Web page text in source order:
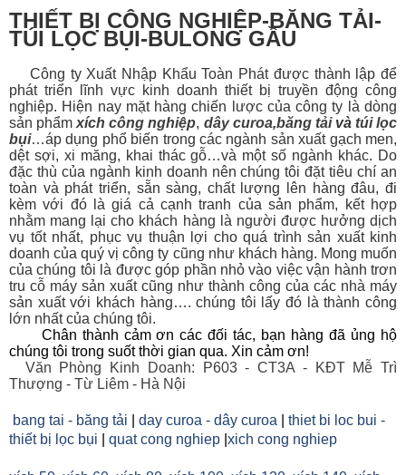
THIẾT BỊ CÔNG NGHIỆP-BĂNG TẢI-
TÚI LỌC BỤI-BULONG GẦU
Công ty Xuất Nhập Khẩu Toàn Phát được thành lập để
phát triển lĩnh vực kinh doanh thiết bị truyền động công
nghiệp. Hiện nay mặt hàng chiến lược của công ty là dòng
sản phẩm xích công nghiệp, dây curoa,băng tảivàtúi lọc
bụi…áp dụng phổ biến trong các ngành sản xuất gạch men,
dệt sợi, xi măng, khai thác gỗ…và một số ngành khác. Do
đặc thù của ngành kinh doanh nên chúng tôi đặt tiêu chí an
toàn và phát triển, sẵn sàng, chất lượng lên hàng đâu, đi
kèm với đó là giá cả cạnh tranh của sản phẩm, kết hợp
nhằm mang lại cho khách hàng là người được hưởng dịch
vụ tốt nhất, phục vụ thuận lợi cho quá trình sản xuất kinh
doanh của quý vị công ty cũng như khách hàng. Mong muốn
của chúng tôi là được góp phần nhỏ vào việc vận hành trơn
tru cỗ máy sản xuất cũng như thành công của các nhà máy
sản xuất với khách hàng…. chúng tôi lấy đó là thành công
lớn nhất của chúng tôi.
Chân thành cảm ơn các đối tác, bạn hàng đã ủng hộ
chúng tôi trong suốt thời gian qua. Xin cảm ơn!
Văn Phòng Kinh Doanh: P603 - CT3A - KĐT Mễ Trì
Thượng - Từ Liêm - Hà Nội
bang tai - băng tải day curoa - dây curoa
thiet bi loc bui -
thiết bị lọc bụi
quat cong nghiep xich cong nghiep